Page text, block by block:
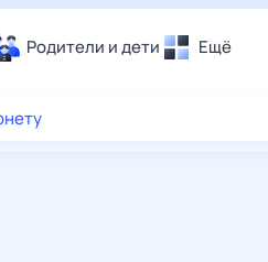
Родители и дети Ещё
Еда